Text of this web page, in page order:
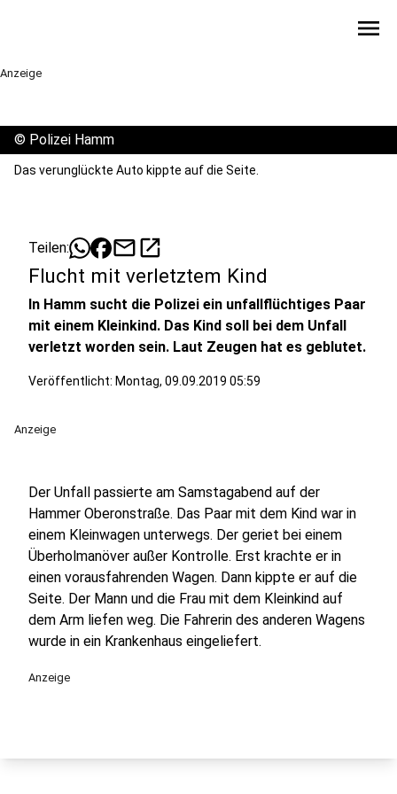
menu
Anzeige
© Polizei Hamm
Das verunglückte Auto kippte auf die Seite.
Teilen: mailopen_in_new
Flucht mit verletztem Kind
In Hamm sucht die Polizei ein unfallflüchtiges Paar
mit einem Kleinkind. Das Kind soll bei dem Unfall
verletzt worden sein. Laut Zeugen hat es geblutet.
Veröffentlicht: Montag, 09.09.2019 05:59
Anzeige
Der Unfall passierte am Samstagabend auf der
Hammer Oberonstraße. Das Paar mit dem Kind war in
einem Kleinwagen unterwegs. Der geriet bei einem
Überholmanöver außer Kontrolle. Erst krachte er in
einen vorausfahrenden Wagen. Dann kippte er auf die
Seite. Der Mann und die Frau mit dem Kleinkind auf
dem Arm liefen weg. Die Fahrerin des anderen Wagens
wurde in ein Krankenhaus eingeliefert.
Anzeige